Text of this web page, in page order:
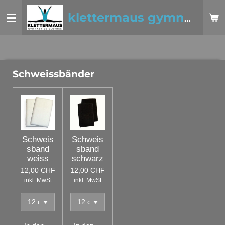
Hauptinhalt
klettermaus gymnastics clothes
Schweissbänder
Schweis
sband
weiss
12,00 CHF
inkl. MwSt
Schweis
sband
schwarz
12,00 CHF
inkl. MwSt